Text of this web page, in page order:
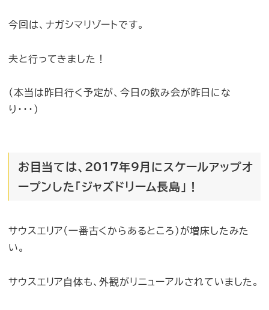
今回は、ナガシマリゾートです。
夫と行ってきました！
（本当は昨日行く予定が、今日の飲み会が昨日にな
り・・・）
お目当ては、2017年9月にスケールアップオ
ープンした「ジャズドリーム長島」！
サウスエリア（一番古くからあるところ）が増床したみた
い。
サウスエリア自体も、外観がリニューアルされていました。